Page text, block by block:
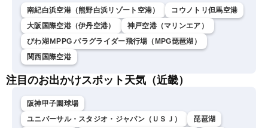
南紀白浜空港（熊野白浜リゾート空港）
コウノトリ但馬空港
大阪国際空港（伊丹空港）
神戸空港（マリンエア）
びわ湖ＭPPG パラグライダー飛行場（MPG琵琶湖）
関西国際空港
注目のお出かけスポット天気（近畿）
阪神甲子園球場
ユニバーサル・スタジオ・ジャパン（ＵＳＪ）
琵琶湖